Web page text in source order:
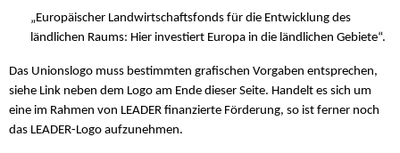
„Europäischer Landwirtschaftsfonds für die Entwicklung des
ländlichen Raums: Hier investiert Europa in die ländlichen Gebiete“.
Das Unionslogo muss bestimmten grafischen Vorgaben entsprechen,
siehe Link neben dem Logo am Ende dieser Seite. Handelt es sich um
eine im Rahmen von LEADER finanzierte Förderung, so ist ferner noch
das LEADER-Logo aufzunehmen.